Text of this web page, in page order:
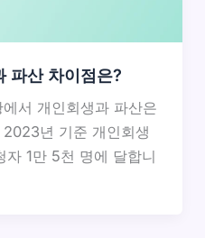
파산 차이점은?
서 개인회생과 파산은
년 기준 개인회생
1만 5천 명에 달합니